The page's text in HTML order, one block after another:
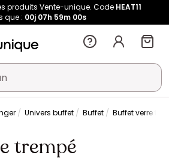
produits Vente-unique. Code HEAT11
que : 00j 07h 58m 59s
Univers buffet Buffet Buffet verre
trempé